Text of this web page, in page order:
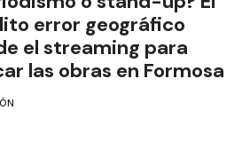
error geográfico
el streaming para
las obras en Formosa